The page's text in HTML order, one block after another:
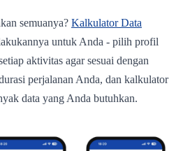
semuanya? Kalkulator Data
untuk Anda - pilih profil
aktivitas agar sesuai dengan
perjalanan Anda, dan kalkulator
data yang Anda butuhkan.